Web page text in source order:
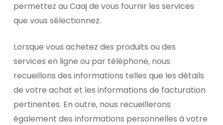
permettez au Caaj de vous fournir les services
que vous sélectionnez.
Lorsque vous achetez des produits ou des
services en ligne ou par téléphone, nous
recueillons des informations telles que les détails
de votre achat et les informations de facturation
pertinentes. En outre, nous recueillerons
également des informations personnelles à votre